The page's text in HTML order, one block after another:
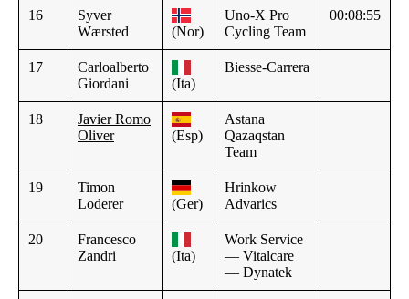
16
Syver
Wærsted
(Nor)
Uno-X Pro
Cycling Team
00:08:55
17
Carloalberto
Giordani
(Ita)
Biesse-Carrera
18
Javier Romo
Oliver
(Esp)
Astana
Qazaqstan
Team
19
Timon
Loderer
(Ger)
Hrinkow
Advarics
20
Francesco
Zandri
(Ita)
Work Service
— Vitalcare
— Dynatek